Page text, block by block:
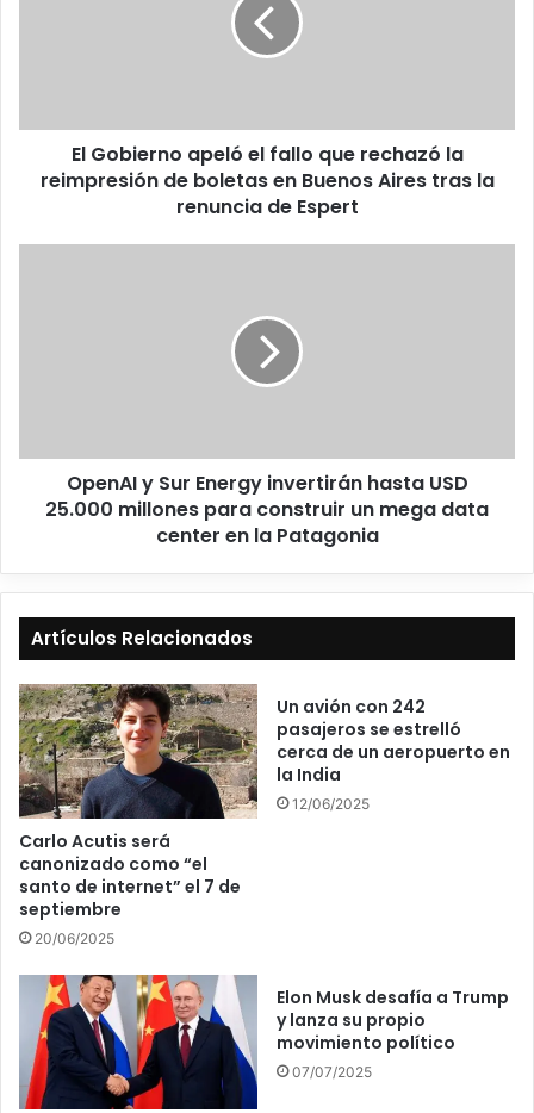
El Gobierno apeló el fallo que rechazó la
reimpresión de boletas en Buenos Aires tras la
renuncia de Espert
OpenAI y Sur Energy invertirán hasta USD
25.000 millones para construir un mega data
center en la Patagonia
Artículos Relacionados
Carlo Acutis será
canonizado como “el
santo de internet” el 7 de
septiembre
20/06/2025
Un avión con 242
pasajeros se estrelló
cerca de un aeropuerto en
la India
12/06/2025
Elon Musk desafía a Trump
y lanza su propio
movimiento político
07/07/2025